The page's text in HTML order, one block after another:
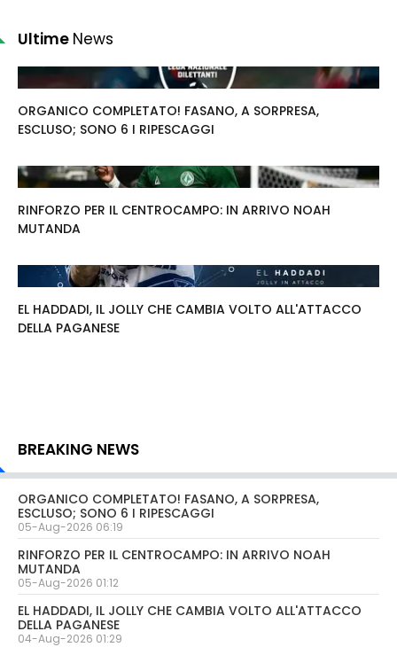
Ultime News
ORGANICO COMPLETATO! FASANO, A SORPRESA,
ESCLUSO; SONO 6 I RIPESCAGGI
RINFORZO PER IL CENTROCAMPO: IN ARRIVO NOAH
MUTANDA
EL HADDADI, IL JOLLY CHE CAMBIA VOLTO ALL'ATTACCO
DELLA PAGANESE
BREAKING NEWS
ORGANICO COMPLETATO! FASANO, A SORPRESA,
ESCLUSO; SONO 6 I RIPESCAGGI
05-Aug-2026 06:19
RINFORZO PER IL CENTROCAMPO: IN ARRIVO NOAH
MUTANDA
05-Aug-2026 01:12
EL HADDADI, IL JOLLY CHE CAMBIA VOLTO ALL'ATTACCO
DELLA PAGANESE
04-Aug-2026 01:29